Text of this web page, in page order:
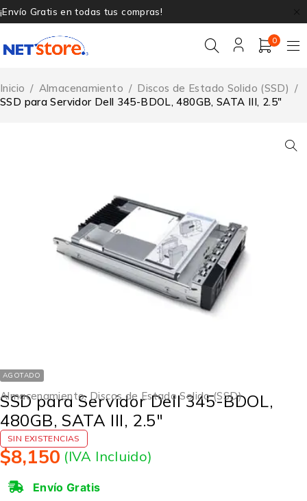
¡Envío Gratis en todas tus compras!
0
Inicio / Almacenamiento / Discos de Estado Solido (SSD) /
SSD para Servidor Dell 345-BDOL, 480GB, SATA III, 2.5″
AGOTADO
Almacenamiento, Discos de Estado Solido (SSD)
SSD para Servidor Dell 345-BDOL,
480GB, SATA III, 2.5″
SIN EXISTENCIAS
$8,150 (IVA Incluido)
Envío Gratis